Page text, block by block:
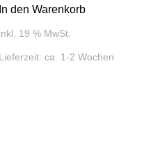
In den Warenkorb
inkl. 19 % MwSt.
Lieferzeit: ca. 1-2 Wochen